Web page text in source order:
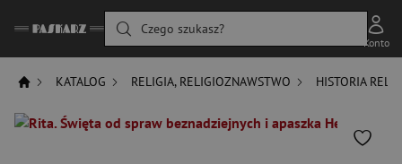
Czego szukasz?
Konto
KATALOG RELIGIA, RELIGIOZNAWSTWO HISTORIA